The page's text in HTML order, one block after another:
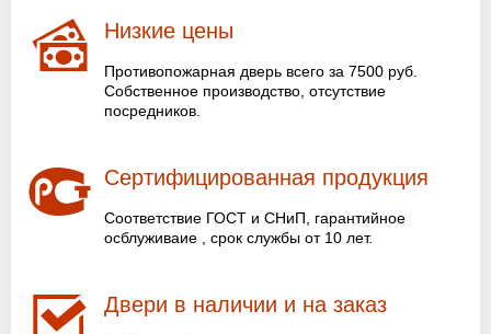
Низкие цены
Противопожарная дверь всего за 7500 руб.
Собственное производство, отсутствие
посредников.
Сертифицированная продукция
Соответствие ГОСТ и СНиП, гарантийное
осблуживаие , срок службы от 10 лет.
Двери в наличии и на заказ